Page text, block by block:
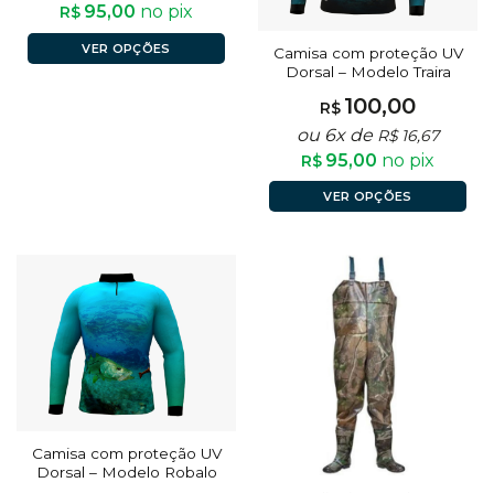
R$ 95,00 no pix
VER OPÇÕES
Camisa com proteção UV
Dorsal – Modelo Traira
R$ 100,00
ou 6x de R$ 16,67
R$ 95,00 no pix
VER OPÇÕES
Camisa com proteção UV
Dorsal – Modelo Robalo